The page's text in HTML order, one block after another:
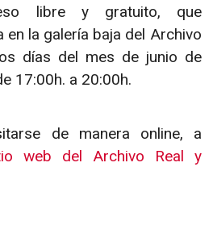
libre y gratuito, que
en la galería baja del Archivo
días del mes de junio de
17:00h. a 20:00h.
de manera online, a
web del Archivo Real y